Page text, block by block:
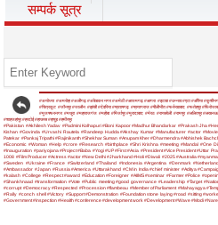
सम्पर्क सूत्र
#अयोध्या #अमरोहा #अलीगढ़ #अंबेडकर नगर#अमेठी #आजमगढ़ #आगरा #इटावा #उन्नाव#एटा#औरैया
#चित्रकूट #जौनपुर #जालौन #झांसी #देवरिया #प्रतापगढ़ #प्रयागराज #पीलीभीत #फर्रुखाबाद #फतेहपुर
#मुजफ्फरनगर #मथुरा #महाराजगंज #महोबा #मिर्जापुर #मुरादाबाद #मेरठ #रायबरेली #रामपुर #ललितपुर #लखनऊ
#शाहजहांपुर #हरदोई #हाथरस#हापुड़ #हमीरपुर
#Pakistan #Akhilesh Yadav #Padmini Kolhapuri #Boni Kapoor #Madhur Bhandarkar #Prakash Jha
Kishan #Govinda #Urvashi Rautela #Randeep Hudda #Akshay Kumar #Manufacturer #actor #Movie
Patekar #Pankaj Tripathi#Rajinikanth#Shekhar Suman #Anupam Kher #Dharmendra#Abhishek
#Economic #Woman #Help #crore #Research #birthplace #Shri Krishna #meeting #Mandal #One
#Inauguration #pariyojana #Project #Baba #Yogi #UP #First #Asia #President #Vice President #Uttar
1008 #Film Producer #Actress #actor#New Delhi #Jharkhand #Holi #Diwali #2025 #Australia
#Sweden #Ukraine #France #Switzerland #Thailand #Indonesia #Argentina #Denmark
#Ambassador #Japan #Russia #America #Uttarakhand #CM in India #chief minister #Aditya
#kalash #College #Respect #award #Education #Foreigner #AIIMS #seminar #Farmer #Police
#Shankhnaad #transformation #Vote #Public meeting #good governance #Leadership #Target
#corrupt #Democracy #Respected #Procession #flambeau #Member of Parliament #Mahayagya
#Rally #conch shell #Victory #Support #Demonstration #Foundation stone laying #road #sitting
#Government#inspection #Health #conference #development work #Development#Wave #Modi